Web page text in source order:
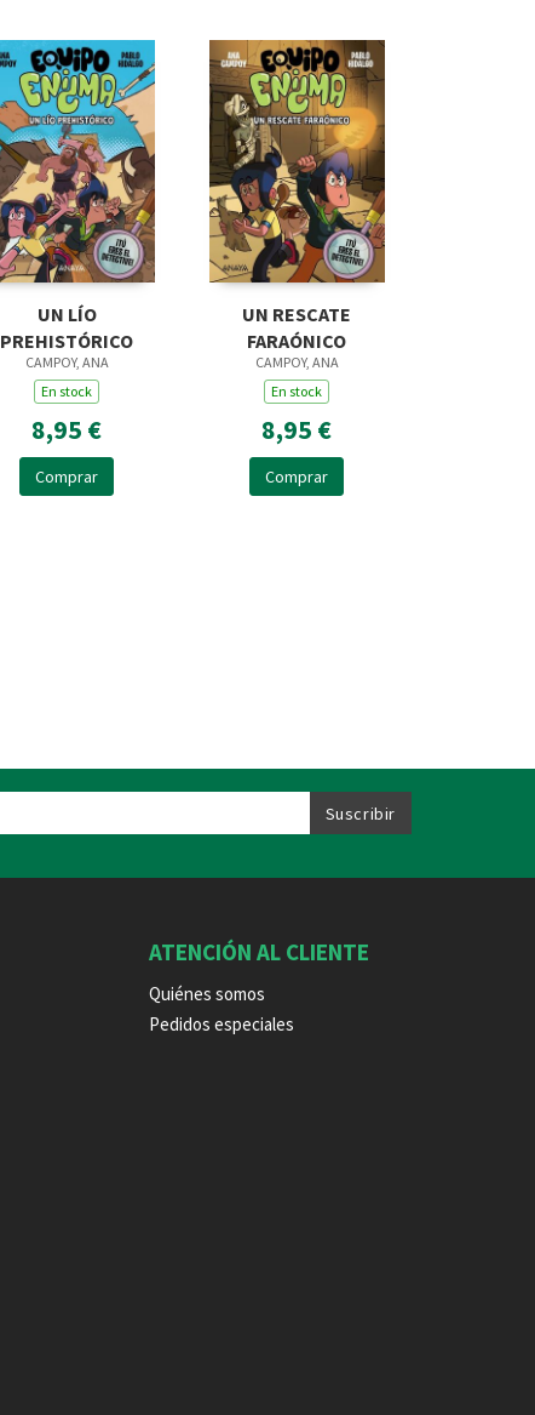
UN LÍO
PREHISTÓRICO
CAMPOY, ANA
En stock
8,95 €
Comprar
UN RESCATE
FARAÓNICO
CAMPOY, ANA
En stock
8,95 €
Comprar
ATENCIÓN AL CLIENTE
Quiénes somos
Pedidos especiales